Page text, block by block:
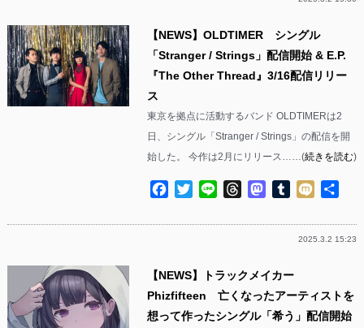
【NEWS】OLDTIMER シングル
「Stranger / Strings」配信開始 & E.P.
『The Other Thread』3/16配信リリー
ス
東京を拠点に活動するバンド OLDTIMERは2
日、シングル「Stranger / Strings」の配信を開
始した。 今作は2月にリリース……(続きを読む)
Facebook
TwitterLine ThreadsMastodon
Tumblr
Mixi
2025.3.2 15:23
【NEWS】トラックメイカー
Phizfifteen 亡くなったアーティストを
想って作ったシングル「希う」配信開始